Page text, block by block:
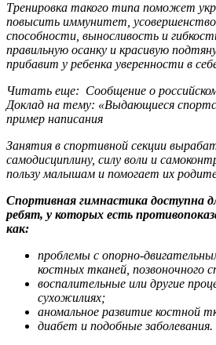
Тренировка такого типа поможет
повысить иммунитет,
способности, выносливость и
правильную осанку и красивую
прибавит у ребенка уверенности в
Читать еще: Сообщение о
Доклад на тему: «Выдающиеся
пример написания
Занятия в спортивной секции
самодисциплину, силу воли и
пользу малышам и помогает их
Спортивная гимнастика доступна
ребят, у которых есть
как:
проблемы с опорно-
костных тканей, позвоночного
воспалительные или другие
сухожилиях;
аномальное развитие костной
диабет и подобные заболевания.